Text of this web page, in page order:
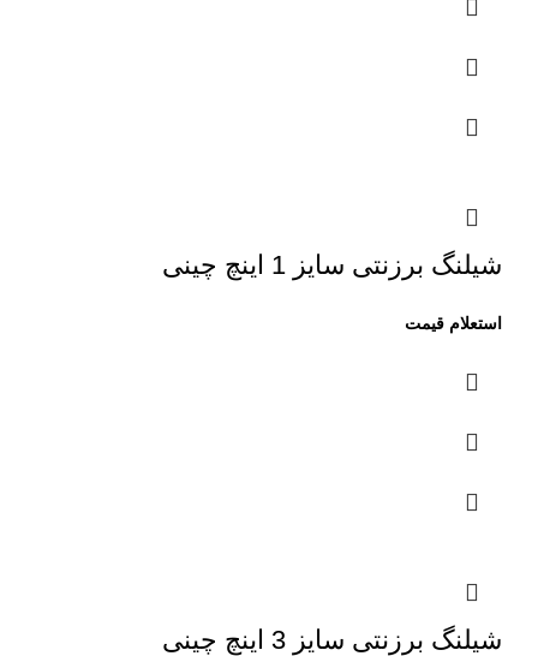
شیلنگ برزنتی سایز 1 اینچ چینی
شیلنگ برزنتی سایز 3 اینچ چینی